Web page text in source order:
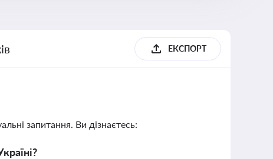
ЕКСПОРТ
запитання. Ви дізнаєтесь: